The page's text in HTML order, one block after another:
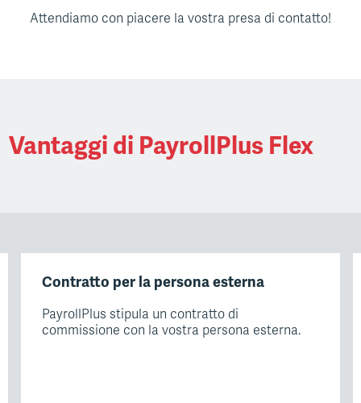
Attendiamo con piacere la vostra presa di contatto!
Vantaggi di PayrollPlus Flex
Contratto per la persona esterna
PayrollPlus stipula un contratto di
commissione con la vostra persona esterna.